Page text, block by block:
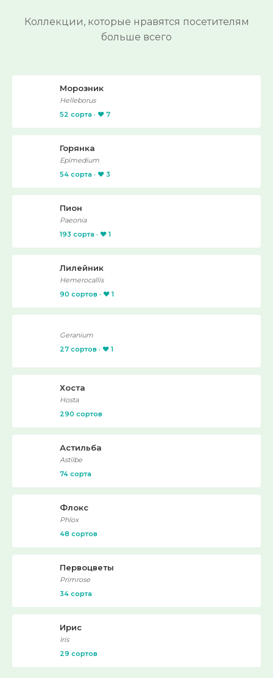
Коллекции, которые нравятся посетителям
больше всего
Морозник
Helleborus
52 сорта · ❤️ 7
Горянка
Epimedium
54 сорта · ❤️ 3
Пион
Paeonia
193 сорта · ❤️ 1
Лилейник
Hemerocallis
90 сортов · ❤️ 1
Geranium
27 сортов · ❤️ 1
Хоста
Hosta
290 сортов
Астильба
Astilbe
74 сорта
Флокс
Phlox
48 сортов
Первоцветы
Primrose
34 сорта
Ирис
Iris
29 сортов